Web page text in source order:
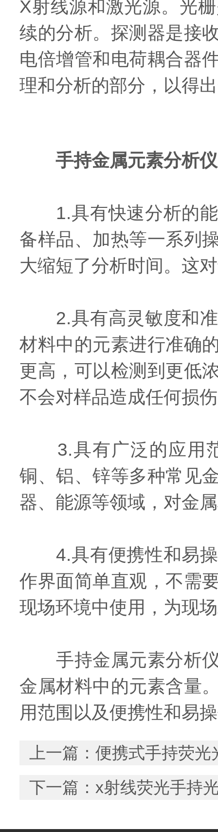
X射线源和激光源。光
续的分析。探测器是接
电倍增管和电荷耦合器
理和分析的部分，以得
手持金属元素分析仪
1.具有快速分析的能
备样品、加热等一系列
大缩短了分析时间。这
2.具有高灵敏度和准
材料中的元素进行准确
更高，可以检测到更低
不会对样品造成任何损
3.具有广泛的应用范
铜、铝、锌等多种常见
器、能源等领域，对金
4.具有便携性和易操
作界面简单直观，不需
现场环境中使用，为现
手持金属元素分析仪
金属材料中的元素含量
用范围以及便携性和易
上一篇： 便携式手持荧光
下一篇： x射线荧光手持